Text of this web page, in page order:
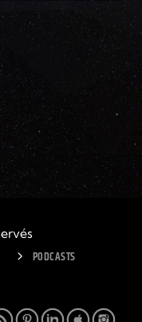
PODCASTS